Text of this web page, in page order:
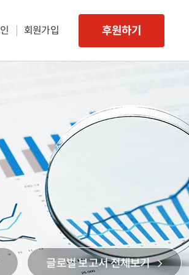
회원가입 후원하기
글로벌 보고서 전체보기